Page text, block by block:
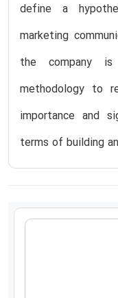
define a
marketing
the company
methodology to
importance and
terms of building